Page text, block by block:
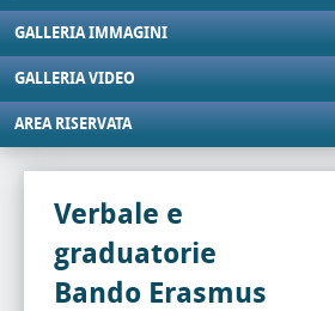
GALLERIA IMMAGINI
GALLERIA VIDEO
AREA RISERVATA
Verbale e
graduatorie
Bando Erasmus